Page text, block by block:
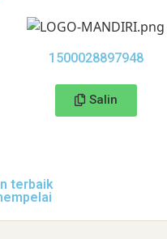
1500028897948
Salin
terbaik